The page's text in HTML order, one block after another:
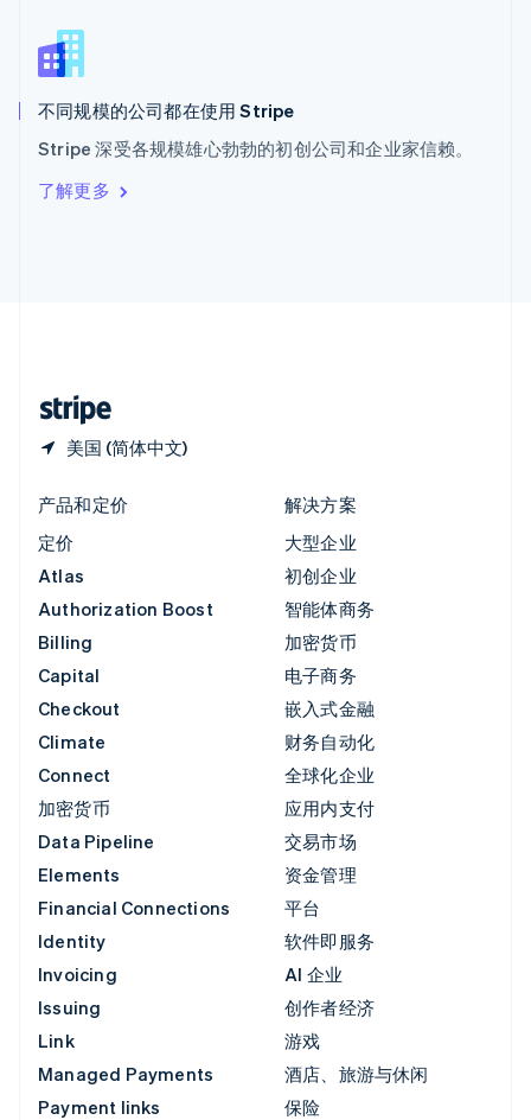
不同规模的公司都在使用 Stripe
Stripe 深受各规模雄心勃勃的初创公司和企业家信赖。
了解更多
美国 (简体中文)
新西兰
English
匈牙利
English
ItalianoEnglish
English
产品和定价
定价
Atlas
Authorization Boost
Billing
Capital
Checkout
Climate
Connect
加密货币
Data Pipeline
Elements
Financial Connections
Identity
Invoicing
Issuing
Link
Managed Payments
Payment links
解决方案
大型企业
初创企业
智能体商务
加密货币
电子商务
嵌入式金融
财务自动化
全球化企业
应用内支付
交易市场
资金管理
平台
软件即服务
AI 企业
创作者经济
游戏
酒店、旅游与休闲
保险